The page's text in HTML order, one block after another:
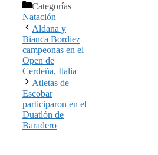
Categorías
Natación
Aldana y
Bianca Bordiez
campeonas en el
Open de
Cerdeña, Italia
Atletas de
Escobar
participaron en el
Duatlón de
Baradero